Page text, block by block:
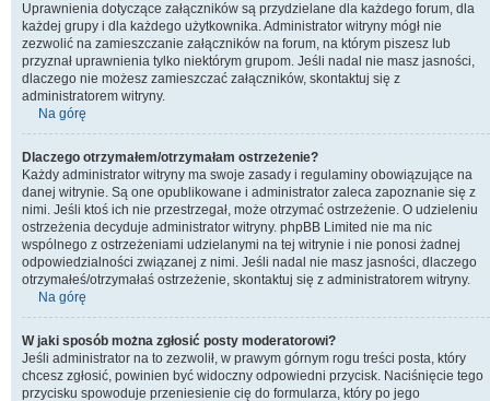
Uprawnienia dotyczące załączników są przydzielane dla każdego forum, dla
każdej grupy i dla każdego użytkownika. Administrator witryny mógł nie
zezwolić na zamieszczanie załączników na forum, na którym piszesz lub
przyznał uprawnienia tylko niektórym grupom. Jeśli nadal nie masz jasności,
dlaczego nie możesz zamieszczać załączników, skontaktuj się z
administratorem witryny.
Na górę
Dlaczego otrzymałem/otrzymałam ostrzeżenie?
Każdy administrator witryny ma swoje zasady i regulaminy obowiązujące na
danej witrynie. Są one opublikowane i administrator zaleca zapoznanie się z
nimi. Jeśli ktoś ich nie przestrzegał, może otrzymać ostrzeżenie. O udzieleniu
ostrzeżenia decyduje administrator witryny. phpBB Limited nie ma nic
wspólnego z ostrzeżeniami udzielanymi na tej witrynie i nie ponosi żadnej
odpowiedzialności związanej z nimi. Jeśli nadal nie masz jasności, dlaczego
otrzymałeś/otrzymałaś ostrzeżenie, skontaktuj się z administratorem witryny.
Na górę
W jaki sposób można zgłosić posty moderatorowi?
Jeśli administrator na to zezwolił, w prawym górnym rogu treści posta, który
chcesz zgłosić, powinien być widoczny odpowiedni przycisk. Naciśnięcie tego
przycisku spowoduje przeniesienie cię do formularza, który po jego